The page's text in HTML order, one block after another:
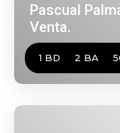
Pascual
Venta.
1 BD 2 BA